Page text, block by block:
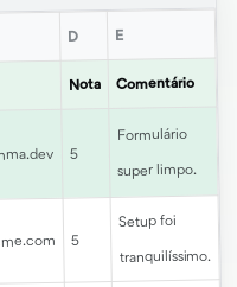
D E
Nota Comentário
5
Formulário
super limpo.
5
Setup foi
tranquilíssimo.